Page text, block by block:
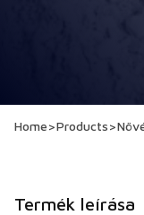
Home>Products>
Termék leírása